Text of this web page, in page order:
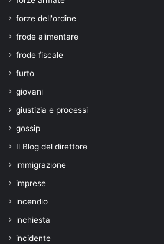
forze dell'ordine
frode alimentare
frode fiscale
furto
giovani
giustizia e processi
gossip
Il Blog del direttore
immigrazione
imprese
incendio
inchiesta
incidente